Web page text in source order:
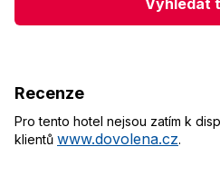
Recenze
Pro tento hotel nejsou zatím k
klientů www.dovolena.cz.